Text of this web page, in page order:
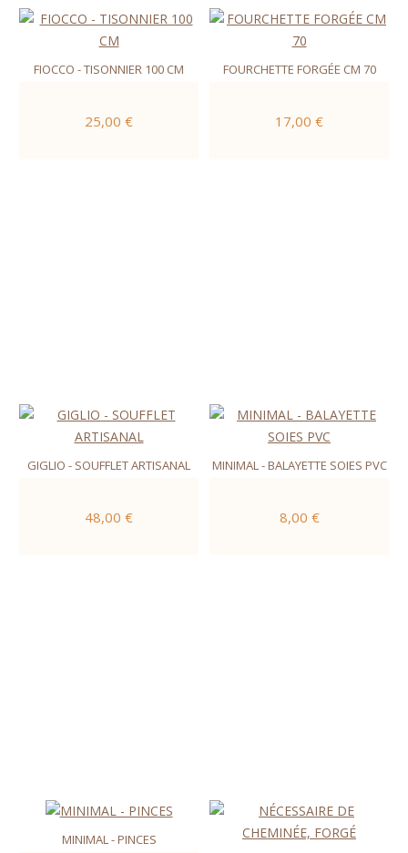
FIOCCO - TISONNIER 100 CM
25,00 €
FOURCHETTE FORGÉE CM 70
17,00 €
GIGLIO - SOUFFLET ARTISANAL
48,00 €
MINIMAL - BALAYETTE SOIES PVC
8,00 €
MINIMAL - PINCES